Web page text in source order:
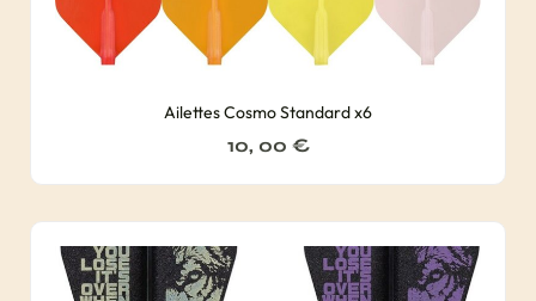
Ailettes Cosmo Standard x6
10, 00 €